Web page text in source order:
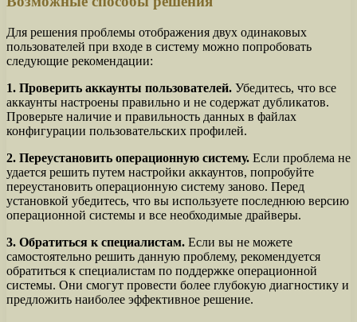
Для решения проблемы отображения двух одинаковых
пользователей при входе в систему можно попробовать
следующие рекомендации:
1. Проверить аккаунты пользователей. Убедитесь, что все
аккаунты настроены правильно и не содержат дубликатов.
Проверьте наличие и правильность данных в файлах
конфигурации пользовательских профилей.
2. Переустановить операционную систему. Если проблема не
удается решить путем настройки аккаунтов, попробуйте
переустановить операционную систему заново. Перед
установкой убедитесь, что вы используете последнюю версию
операционной системы и все необходимые драйверы.
3. Обратиться к специалистам. Если вы не можете
самостоятельно решить данную проблему, рекомендуется
обратиться к специалистам по поддержке операционной
системы. Они смогут провести более глубокую диагностику и
предложить наиболее эффективное решение.